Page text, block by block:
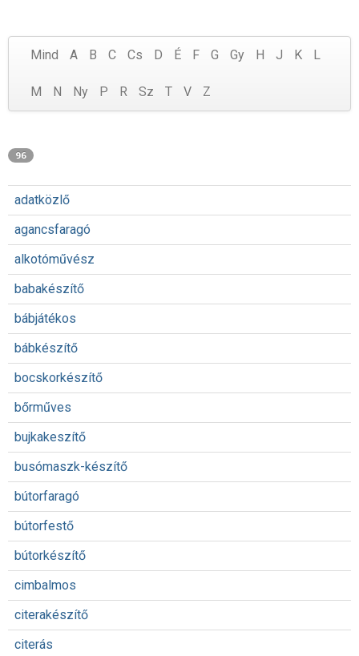
Mind A B C Cs D É F G Gy H J K L
M N Ny P R Sz T V Z
96
adatközlő
agancsfaragó
alkotóművész
babakészítő
bábjátékos
bábkészítő
bocskorkészítő
bőrműves
bujkakeszítő
busómaszk-készítő
bútorfaragó
bútorfestő
bútorkészítő
cimbalmos
citerakészítő
citerás